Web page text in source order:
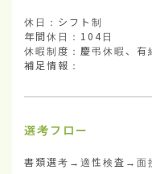
休日：シフト制
年間休日：104日
休暇制度：慶弔休暇、有
補足情報：
選考フロー
書類選考→適性検査→面